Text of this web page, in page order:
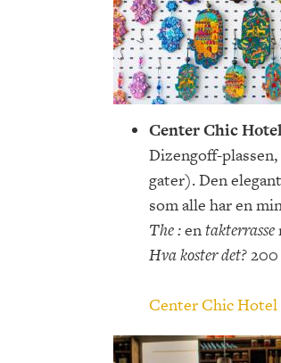
Center Chic Hotel
Dizengoff-
gater). Den
som alle har en
The :entakterrasse
Hva koster det?
Center Chic Hotel